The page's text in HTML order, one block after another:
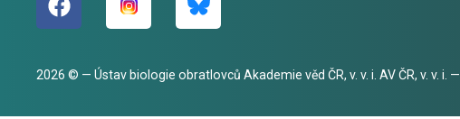
2026 © — Ústav biologie obratlovců Akademie věd ČR, v. v. i. AV ČR, v. v. i. —